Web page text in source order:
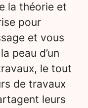
la théorie et
pour
et vous
peau d’un
le tout
de travaux
leurs